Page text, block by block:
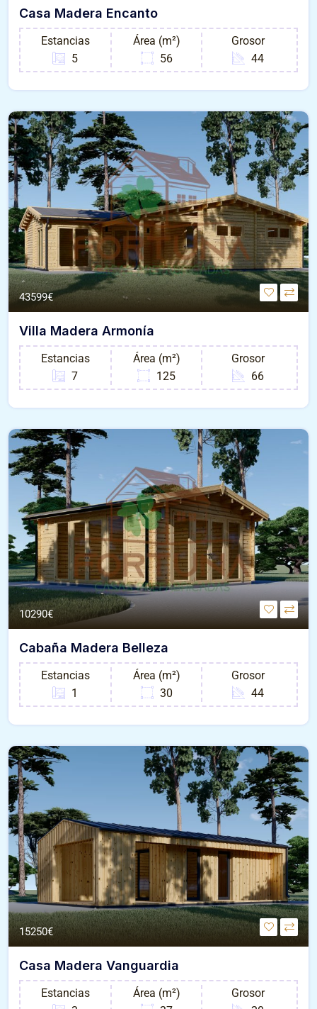
Casa Madera Encanto
Estancias
5
Área (m²)
56
Grosor
44
43599€
Villa Madera Armonía
Estancias
7
Área (m²)
125
Grosor
66
10290€
Cabaña Madera Belleza
Estancias
1
Área (m²)
30
Grosor
44
15250€
Casa Madera Vanguardia
Estancias
Área (m²)
Grosor